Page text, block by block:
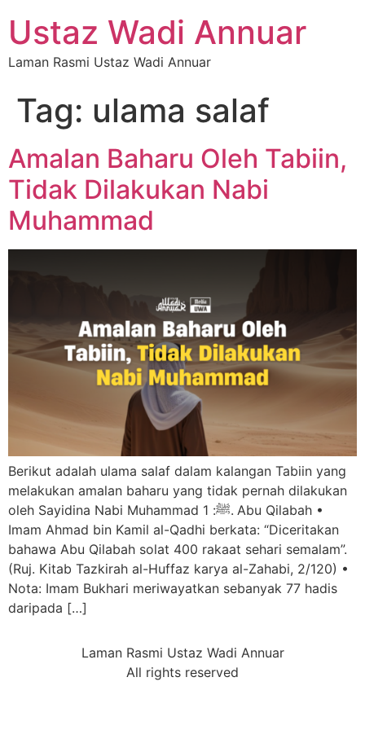
Ustaz Wadi Annuar
Laman Rasmi Ustaz Wadi Annuar
Tag: ulama salaf
Amalan Baharu Oleh Tabiin,
Tidak Dilakukan Nabi
Muhammad
Berikut adalah ulama salaf dalam kalangan Tabiin yang
melakukan amalan baharu yang tidak pernah dilakukan
oleh Sayidina Nabi Muhammad ﷺ: 1.⁠ ⁠Abu Qilabah •⁠
⁠Imam Ahmad bin Kamil al-Qadhi berkata: “Diceritakan
bahawa Abu Qilabah solat 400 rakaat sehari semalam”.
(Ruj. Kitab Tazkirah al-Huffaz karya al-Zahabi, 2/120) •⁠
⁠Nota: Imam Bukhari meriwayatkan sebanyak 77 hadis
daripada […]
Laman Rasmi Ustaz Wadi Annuar
All rights reserved